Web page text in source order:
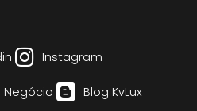
Instagram
Negócio Blog KvLux